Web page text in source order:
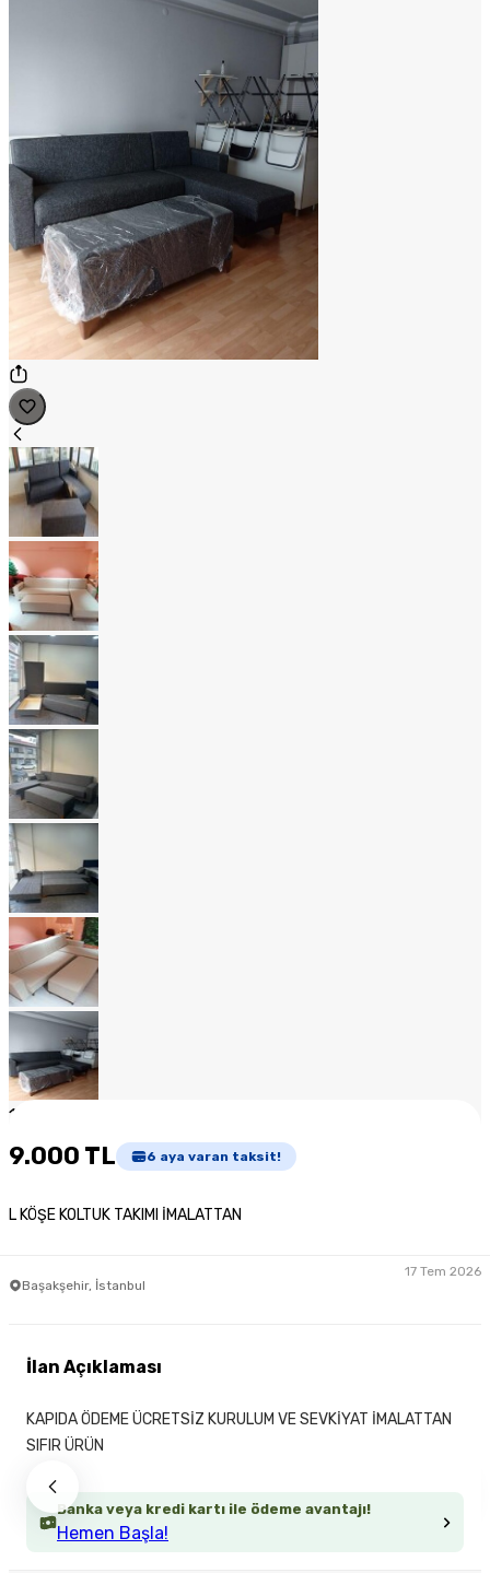
1
9.000 TL 6 aya varan taksit!
L KÖŞE KOLTUK TAKIMI İMALATTAN
Başakşehir, İstanbul
17 Tem 2026
Banka veya kredi kartı ile ödeme avantajı!
Hemen Başla!
İlan Açıklaması
KAPIDA ÖDEME ÜCRETSİZ KURULUM VE SEVKİYAT İMALATTAN
SIFIR ÜRÜN